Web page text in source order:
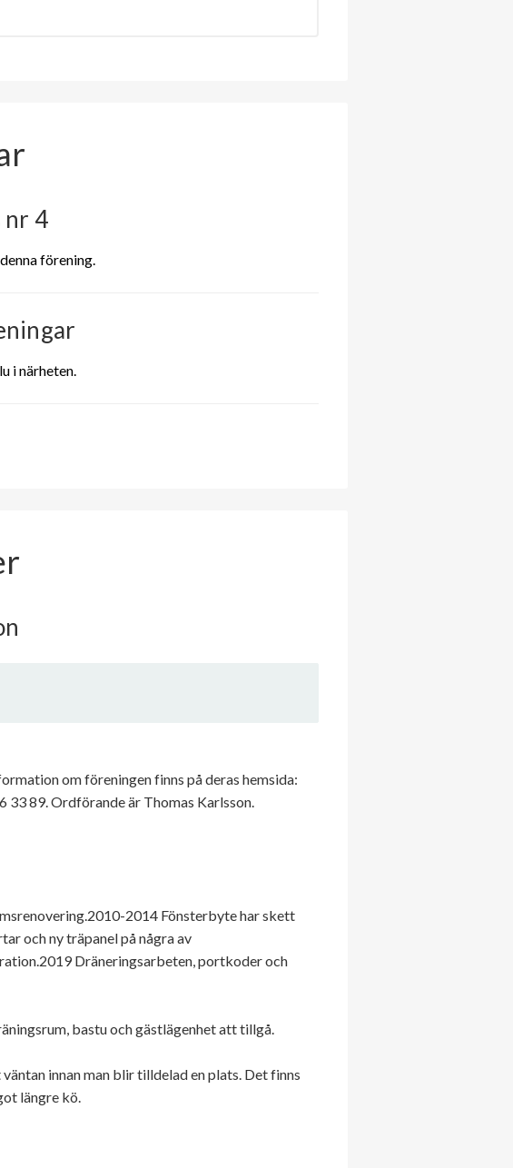
nr 4
förening.
i närheten.
om föreningen finns på deras hemsida:
89. Ordförande är Thomas Karlsson.
2014 Fönsterbyte har skett
och ny träpanel på några av
Dräneringsarbeten, portkoder och
bastu och gästlägenhet att tillgå.
innan man blir tilldelad en plats. Det finns
längre kö.